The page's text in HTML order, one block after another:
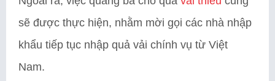
sẽ được thực hiện, nhằm mời gọi các nhà nhập
khẩu tiếp tục nhập quả vải chính vụ từ Việt
Nam.